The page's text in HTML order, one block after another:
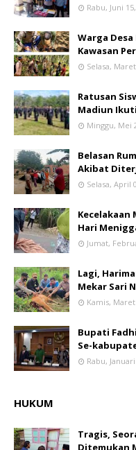
Rabu, Juni
Warga
Kawasan
Selasa,
Ratusan
Madiun
Minggu, Mei
Belasan
Akibat
Selasa, April
Kecelakaan
Hari
Jumat,
Lagi,
Mekar Sari
Kamis, Maret
Bupati
Se-
Rabu,
HUKUM
Tragis,